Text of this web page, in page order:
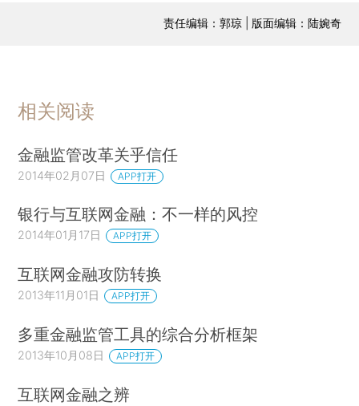
责任编辑：郭琼 | 版面编辑：陆婉奇
相关阅读
金融监管改革关乎信任
2014年02月07日 APP打开
银行与互联网金融：不一样的风控
2014年01月17日 APP打开
互联网金融攻防转换
2013年11月01日 APP打开
多重金融监管工具的综合分析框架
2013年10月08日 APP打开
互联网金融之辨